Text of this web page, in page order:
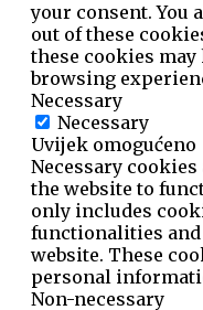
your consent. You
out of these
these cookies may
browsing
Necessary
Necessary
Uvijek omogućeno
Necessary
the website to
only includes
functionalities and
website. These
personal
Non-necessary